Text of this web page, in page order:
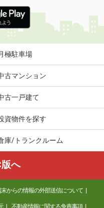
極駐車場
古マンション
古一戸建て
資物件を探す
庫/トランクルーム
へ
からの情報の外部送信について
不動産情報に関する免責事項